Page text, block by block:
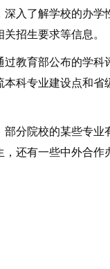
深入了解学校的办
招生要求等信息。
育部公布的学科
科专业建设点和
院校的某些专业
，还有一些中外合